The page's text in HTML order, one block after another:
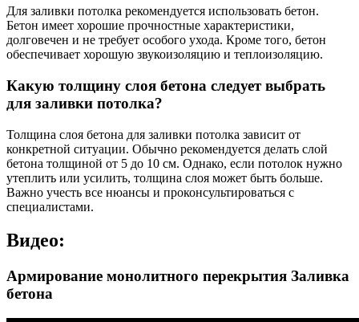
Для заливки потолка рекомендуется использовать бетон.
Бетон имеет хорошие прочностные характеристики,
долговечен и не требует особого ухода. Кроме того, бетон
обеспечивает хорошую звукоизоляцию и теплоизоляцию.
Какую толщину слоя бетона следует выбрать
для заливки потолка?
Толщина слоя бетона для заливки потолка зависит от
конкретной ситуации. Обычно рекомендуется делать слой
бетона толщиной от 5 до 10 см. Однако, если потолок нужно
утеплить или усилить, толщина слоя может быть больше.
Важно учесть все нюансы и проконсультироваться с
специалистами.
Видео:
Армирование монолитного перекрытия Заливка
бетона